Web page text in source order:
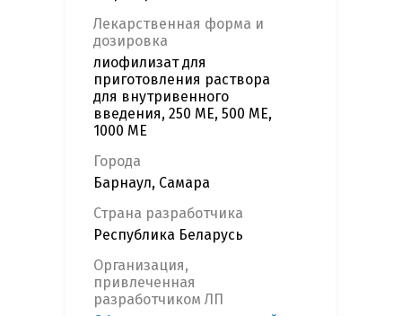
Лекарственная форма и
дозировка
лиофилизат для
приготовления раствора
для внутривенного
введения, 250 ME, 500 ME,
1000 ME
Города
Барнаул, Самара
Страна разработчика
Республика Беларусь
Организация,
привлеченная
разработчиком ЛП